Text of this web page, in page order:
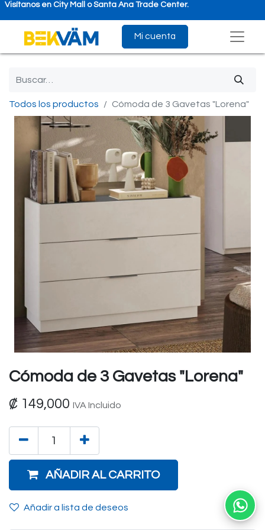
Visítanos en City Mall o Santa Ana Trade Center.
Mi cuenta
Todos los productos Cómoda de 3 Gavetas "Lorena"
Cómoda de 3 Gavetas "Lorena"
₡ 149,000 IVA Incluido
AÑADIR AL CARRITO
Añadir a lista de deseos